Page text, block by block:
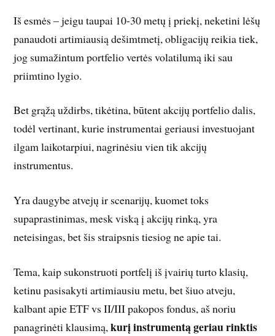
Iš esmės – jeigu taupai 10-30 metų į priekį, neketini lėšų
panaudoti artimiausią dešimtmetį, obligacijų reikia tiek,
jog sumažintum portfelio vertės volatilumą iki sau
priimtino lygio.
Bet grąžą uždirbs, tikėtina, būtent akcijų portfelio dalis,
todėl vertinant, kurie instrumentai geriausi investuojant
ilgam laikotarpiui, nagrinėsiu vien tik akcijų
instrumentus.
Yra daugybe atvejų ir scenarijų, kuomet toks
supaprastinimas, mesk viską į akcijų rinką, yra
neteisingas, bet šis straipsnis tiesiog ne apie tai.
Tema, kaip sukonstruoti portfelį iš įvairių turto klasių,
ketinu pasisakyti artimiausiu metu, bet šiuo atveju,
kalbant apie ETF vs II/III pakopos fondus, aš noriu
panagrinėti klausimą,kurį instrumentą geriau rinktis